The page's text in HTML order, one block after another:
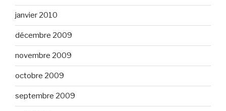
janvier 2010
décembre 2009
novembre 2009
octobre 2009
septembre 2009